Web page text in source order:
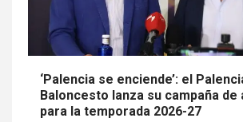
‘Palencia se enciende’: el
Baloncesto lanza su campaña de
para la temporada 2026-27